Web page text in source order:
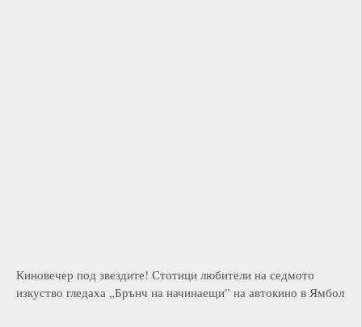
Киновечер под звездите! Стотици любители на седмото
изкуство гледаха „Брънч на начинаещи” на автокино в Ямбол